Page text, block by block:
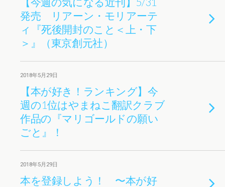
発売 リアーン・モリアーテ
ィ『死後開封のこと＜上・下
＞』（東京創元社）
2018年5月29日
【本が好き！ランキング】今
週の1位はやまねこ翻訳クラブ
作品の『マリゴールドの願い
ごと』！
2018年5月29日
本を登録しよう！ 〜本が好